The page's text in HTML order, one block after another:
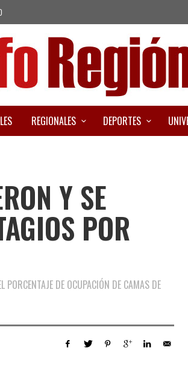
REGIONALES DEPORTES
Y SE
POR
DE OCUPACIÓN DE CAMAS DE